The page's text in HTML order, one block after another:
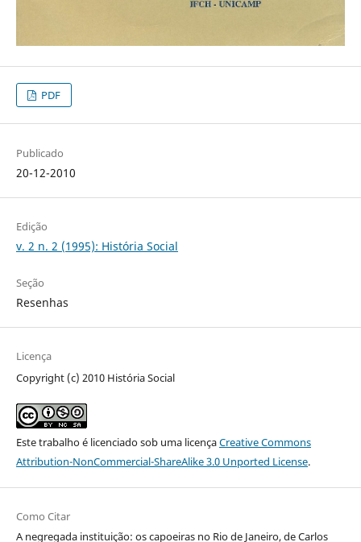
PDF
Publicado
20-12-2010
Edição
v. 2 n. 2 (1995): História Social
Seção
Resenhas
Licença
Copyright (c) 2010 História Social
Este trabalho é licenciado sob uma licençaCreative Commons
Attribution-NonCommercial-ShareAlike 3.0 Unported License.
Como Citar
A negregada instituição: os capoeiras no Rio de Janeiro, de Carlos